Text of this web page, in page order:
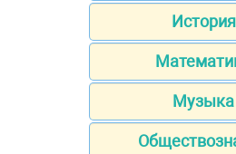
История
Музыка